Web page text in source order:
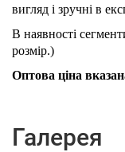
вигляд і зручні в
В наявності
розмір.)
Оптова ціна
Галерея